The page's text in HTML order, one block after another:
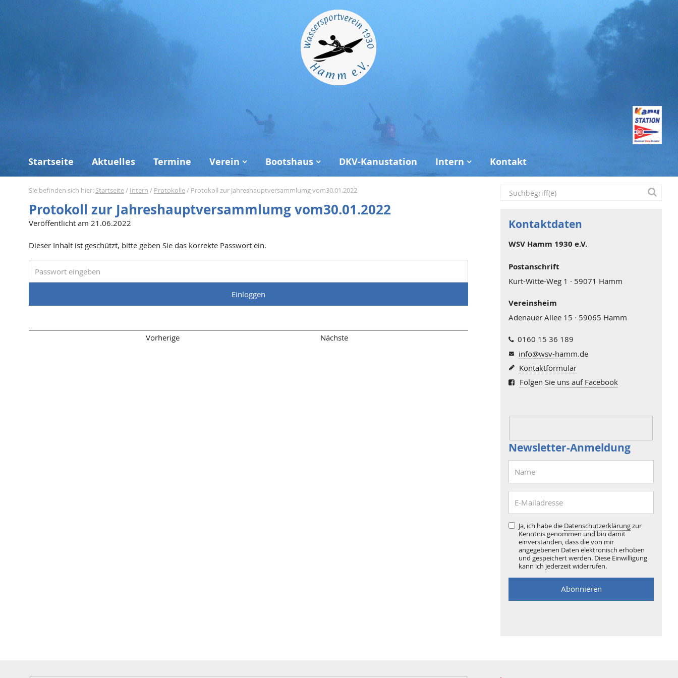
Startseite Aktuelles Termine Verein Bootshaus DKV-Kanustation Intern Kontakt
Sie befinden sich hier: Startseite/ Intern / Protokolle/ Protokoll zur Jahreshauptversammlumg vom30.01.2022
Protokoll zur Jahreshauptversammlumg vom30.01.2022
Veröffentlicht am 21.06.2022
Dieser Inhalt ist geschützt, bitte geben Sie das korrekte Passwort ein.
Vorherige Nächste
Kontaktdaten
WSV Hamm 1930 e.V.
Postanschrift
Kurt-Witte-Weg 1 · 59071 Hamm
Vereinsheim
Adenauer Allee 15 · 59065 Hamm
0160 15 36 189
info@wsv-hamm.de
Kontaktformular
Folgen Sie uns auf Facebook
Newsletter-Anmeldung
Ja, ich habe die Datenschutzerklärungzur
Kenntnis genommen und bin damit
einverstanden, dass die von mir
angegebenen Daten elektronisch erhoben
und gespeichert werden. Diese Einwilligung
kann ich jederzeit widerrufen.